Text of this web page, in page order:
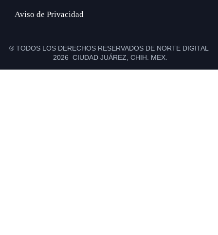
Aviso de Privacidad
® TODOS LOS DERECHOS RESERVADOS DE NORTE DIGITAL
2026 CIUDAD JUÁREZ, CHIH. MEX.